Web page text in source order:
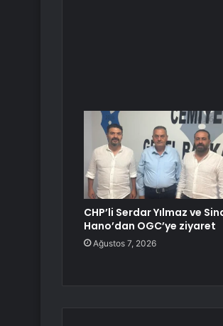
CHP’li Serdar Yılmaz ve
Hano’dan OGC’ye ziyaret
Ağustos 7, 2026